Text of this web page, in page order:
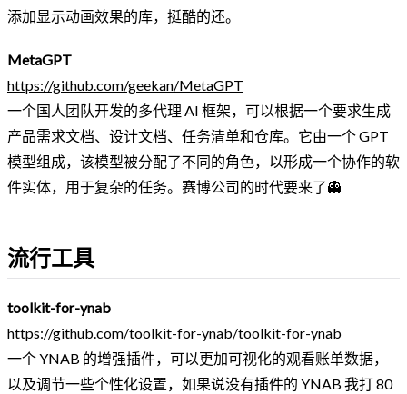
添加显示动画效果的库，挺酷的还。
MetaGPT
https://github.com/geekan/MetaGPT
一个国人团队开发的多代理 AI 框架，可以根据一个要求生成
产品需求文档、设计文档、任务清单和仓库。它由一个 GPT
模型组成，该模型被分配了不同的角色，以形成一个协作的软
件实体，用于复杂的任务。赛博公司的时代要来了👻
流行工具
toolkit-for-ynab
https://github.com/toolkit-for-ynab/toolkit-for-ynab
一个 YNAB 的增强插件，可以更加可视化的观看账单数据，
以及调节一些个性化设置，如果说没有插件的 YNAB 我打 80